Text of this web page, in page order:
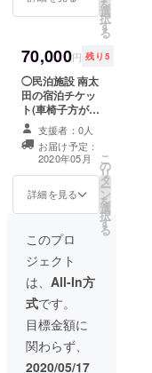
ダブル1
シング
ル1ソ
ファー
ベット1
ありま
す 予約
の日程
があり
ますの
で調整
い。
きま
す。 住
事業届
け済み
第
M14002
0105号
限2020
年5月〜
9月 予
約調整
があり
定は3通
り出し
てもら
い調整
いたし
ます。
ベット5
台 ダブ
ル2セミ
ダブル1
を
選
択
す
る
70,000円 残り5
◯民泊施設 南太
田の宿泊チケッ
ト(車椅子方がい
も大丈夫です。)
人数は8名まで 8
泊9日間宿泊でき
ます。 予約の日
程がありますの
で調査させてい
ただきます。 (希
り調整させてい
たださかます。)
有効期限2020年
5月〜9月 南太田
はベット ダブル
2セミダブル1シ
ングル1ソファー
ベット1あります
支援者：0人
お届け予定：
2020年05月
詳細を見る
こ
の
リ
タ
ー
ン
を
選
択
す
る
このプロ
ジェクト
は、 All-In方
式です。
目標金額に
関わらず、
2020/05/17